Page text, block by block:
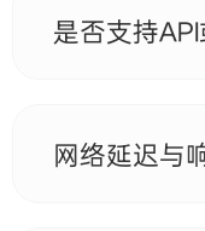
脚本任务等场景，
的业务。
是否支持API
HTTP/HTTPS/
署。
网络延迟与